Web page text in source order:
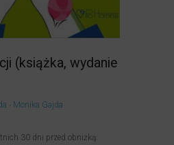
(książka, wydanie
Monika Gajda
30 dni przed obniżką: